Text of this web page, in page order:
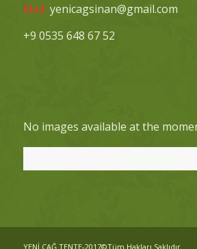
Mail: yenicagsinan@gmail.com
+9 0535 648 67 52
No images available at the
Bizi Takip Edin!
YENİ ÇAĞ TENTE-2017©Tüm Hakları Saklıdır.